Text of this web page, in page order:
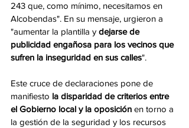
243 que, como mínimo, necesitamos en
Alcobendas". En su mensaje, urgieron a
"aumentar la plantilla y dejarse de
publicidad engañosa para los vecinos que
sufren la inseguridad en sus calles".
Este cruce de declaraciones pone de
manifiesto la disparidad de criterios entre
el Gobierno local y la oposición en torno a
la gestión de la seguridad y los recursos